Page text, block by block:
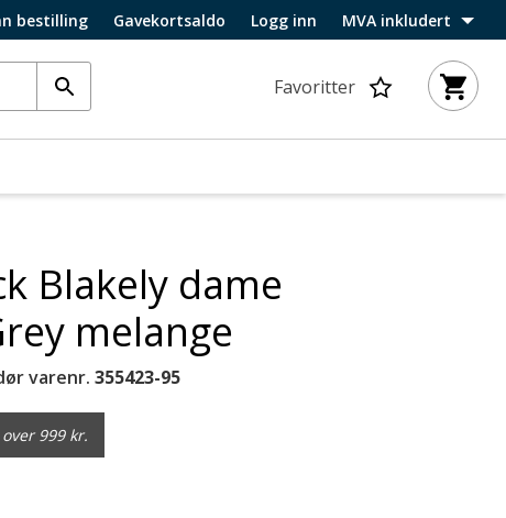
bestilling Gavekortsaldo Logg inn MVA inkludert
Favoritter
Blakely dame
melange
varenr. 355423-95
999 kr.